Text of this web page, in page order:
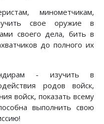
минометчикам,
свое оружие в
своего дела, бить в
до полного их
- изучить в
родов войск,
войск, показать всему
выполнить свою